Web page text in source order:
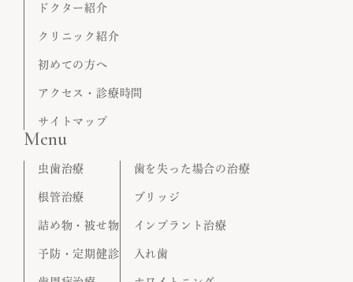
ドクター紹介
クリニック紹介
初めての方へ
アクセス・診療時間
サイトマップ
Menu
虫歯治療
根管治療
詰め物・被せ物
予防・定期健診
歯を失った場合の治療
ブリッジ
インプラント治療
入れ歯